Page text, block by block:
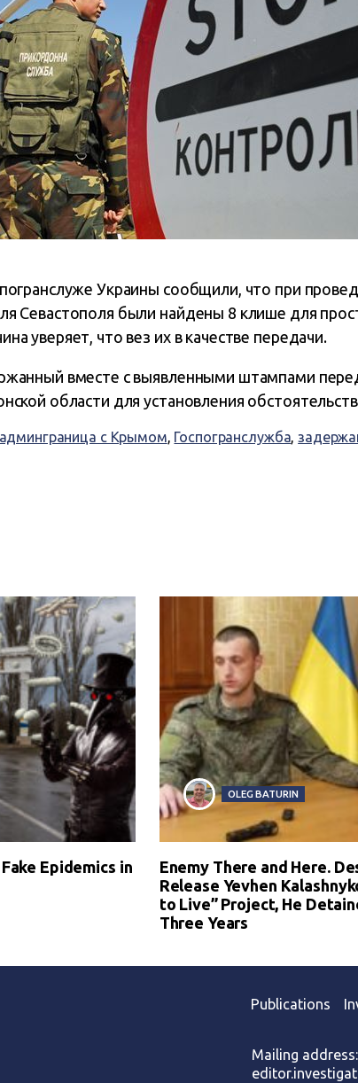
Украины сообщили, что при
Севастополя были найдены 8 клише для
уверяет, что вез их в качестве передачи.
вместе с выявленными штампами
области для установления
админграница с Крымом, Госпогранслужба,
Epidemics in
OLEG BATURIN
Enemy There and Here.
Release Yevhen
to Live” Project, He
Three Years
Publications
Mailing address: